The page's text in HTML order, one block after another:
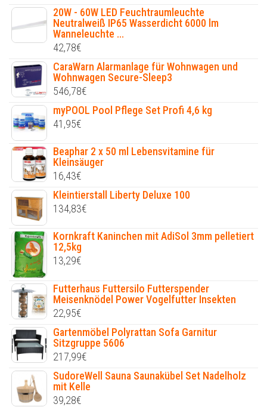
20W - 60W LED Feuchtraumleuchte
Neutralweiß IP65 Wasserdicht 6000 lm
Wanneleuchte ...
42,78€
CaraWarn Alarmanlage für Wohnwagen und
Wohnwagen Secure-Sleep3
546,78€
myPOOL Pool Pflege Set Profi 4,6 kg
41,95€
Beaphar 2 x 50 ml Lebensvitamine für
Kleinsäuger
16,43€
Kleintierstall Liberty Deluxe 100
134,83€
Kornkraft Kaninchen mit AdiSol 3mm pelletiert
12,5kg
13,29€
Futterhaus Futtersilo Futterspender
Meisenknödel Power Vogelfutter Insekten
22,95€
Gartenmöbel Polyrattan Sofa Garnitur
Sitzgruppe 5606
217,99€
SudoreWell Sauna Saunakübel Set Nadelholz
mit Kelle
39,28€